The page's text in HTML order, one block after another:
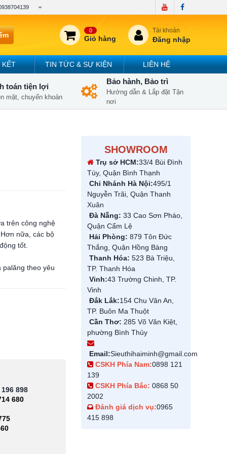
0
Giỏ hàng
Tài khoản
Đăng nhập
KẾT TIN TỨC & SỰ KIỆN LIÊN HỆ
toán tiện lợi
mặt, chuyển khoản
Bảo hành, Bảo trì
Hướng dẫn & Lắp đặt Tận
nơi
trên công nghệ
nữa, các bộ
tốt.
palăng theo yêu
898
680
SHOWROOM
Trụ sở HCM:33/4 Bùi Đình
Túy, Quận Bình Thạnh
Chi Nhánh Hà Nội:495/1
Nguyễn Trãi, Quận Thanh
Xuân
Đà Nẵng: 33 Cao Sơn Pháo,
Quận Cẩm Lệ
Hải Phòng: 879 Tôn Đức
Thắng, Quận Hồng Bàng
Thanh Hóa: 523 Bà Triệu,
TP. Thanh Hóa
Vinh:43 Trường Chinh, TP.
Vinh
Đắk Lắk:154 Chu Văn An,
TP. Buôn Ma Thuột
Cần Thơ: 285 Võ Văn Kiệt,
phường Bình Thủy
Email:Sieuthihaiminh@gmail.com
CSKH Phía Nam:0898 121
139
CSKH Phía Bắc: 0868 50
2002
Đánh giá dịch vụ:0965
415 898